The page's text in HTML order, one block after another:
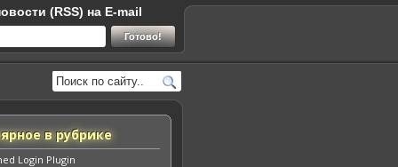
(RSS) на E-mail
в рубрике
Login Plugin